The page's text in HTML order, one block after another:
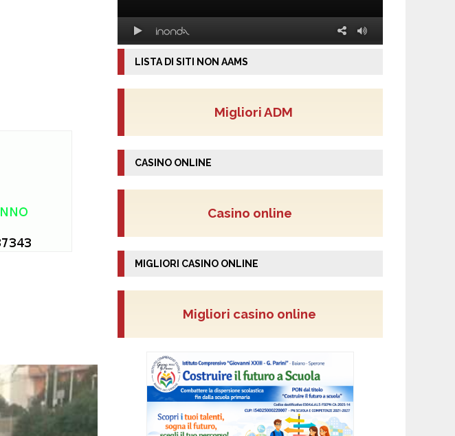
LISTA DI SITI NON AAMS
Migliori ADM
CASINO ONLINE
Casino online
MIGLIORI CASINO ONLINE
Migliori casino online